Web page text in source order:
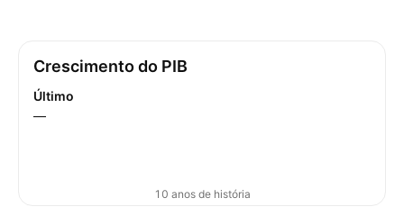
Crescimento do PIB
Último
—
10 anos de história